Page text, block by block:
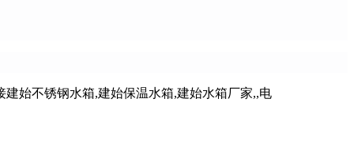
始不锈钢水箱,建始保温水箱,建始水箱厂家,,电